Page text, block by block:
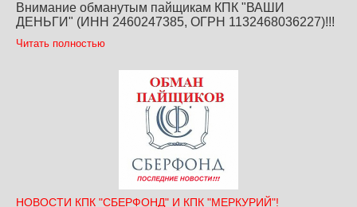
Внимание обманутым пайщикам КПК "ВАШИ
ДЕНЬГИ" (ИНН 2460247385, ОГРН 1132468036227)!!!
Читать полностью
НОВОСТИ КПК "СБЕРФОНД" И КПК "МЕРКУРИЙ"!